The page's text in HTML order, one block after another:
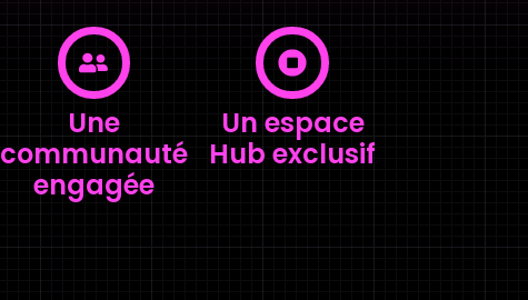
Une
communauté
engagée
Un espace
Hub exclusif